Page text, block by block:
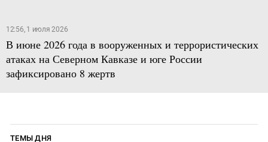
12:56, 1 июля 2026
В июне 2026 года в вооруженных и террористических
атаках на Северном Кавказе и юге России
зафиксировано 8 жертв
ТЕМЫ ДНЯ